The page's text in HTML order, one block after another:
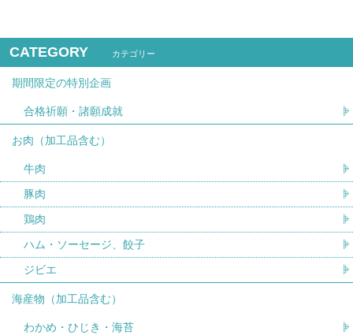
CATEGORY カテゴリー
期間限定の特別企画
合格祈願・諸願成就
お肉（加工品含む）
牛肉
豚肉
鶏肉
ハム・ソーセージ、餃子
ジビエ
海産物（加工品含む）
わかめ・ひじき・海苔